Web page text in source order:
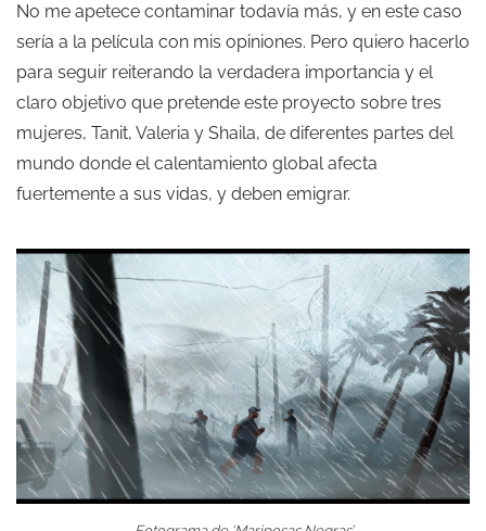
No me apetece contaminar todavía más, y en este caso
sería a la película con mis opiniones. Pero quiero hacerlo
para seguir reiterando la verdadera importancia y el
claro objetivo que pretende este proyecto sobre tres
mujeres, Tanit, Valeria y Shaila, de diferentes partes del
mundo donde el calentamiento global afecta
fuertemente a sus vidas, y deben emigrar.